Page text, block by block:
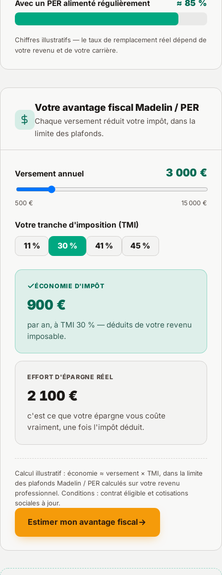
Avec un PER alimenté régulièrement ≈ 85 %
Chiffres illustratifs — le taux de remplacement réel dépend de
votre revenu et de votre carrière.
Votre avantage fiscal Madelin / PER
Chaque versement réduit votre impôt, dans la
limite des plafonds.
Versement annuel 3 000 €
500 € 15 000 €
Votre tranche d'imposition (TMI)
11 % 30 % 41 % 45 %
ÉCONOMIE D'IMPÔT
900 €
par an, à TMI 30 % — déduits de votre revenu
imposable.
EFFORT D'ÉPARGNE RÉEL
2 100 €
c'est ce que votre épargne vous coûte
vraiment, une fois l'impôt déduit.
Calcul illustratif : économie ≈ versement × TMI, dans la limite
des plafonds Madelin / PER calculés sur votre revenu
professionnel. Conditions : contrat éligible et cotisations
sociales à jour.
Estimer mon avantage fiscal